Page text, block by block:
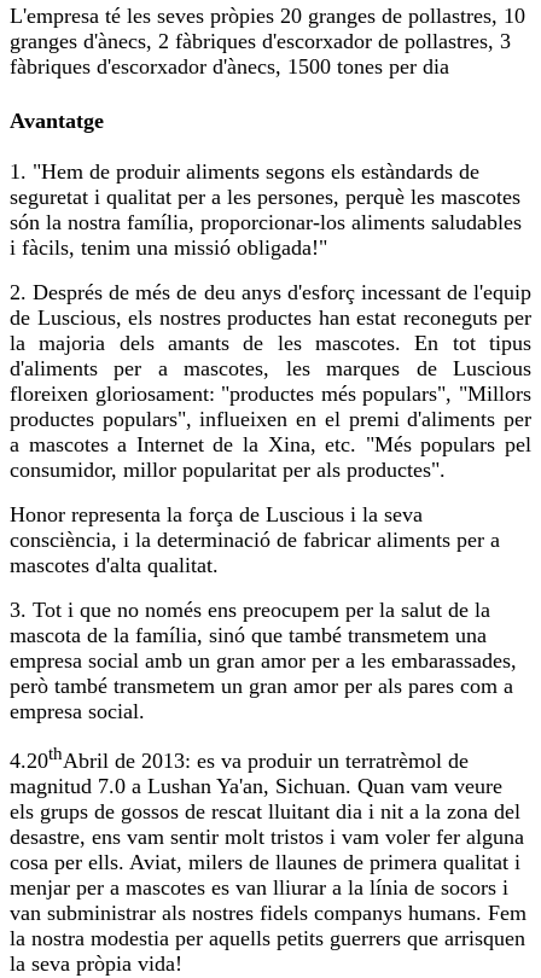
L'empresa té les seves pròpies 20 granges de pollastres, 10
granges d'ànecs, 2 fàbriques d'escorxador de pollastres, 3
fàbriques d'escorxador d'ànecs, 1500 tones per dia
Avantatge
1. "Hem de produir aliments segons els estàndards de
seguretat i qualitat per a les persones, perquè les mascotes
són la nostra família, proporcionar-los aliments saludables
i fàcils, tenim una missió obligada!"
2. Després de més de deu anys d'esforç incessant de l'equip
de Luscious, els nostres productes han estat reconeguts per
la majoria dels amants de les mascotes. En tot tipus
d'aliments per a mascotes, les marques de Luscious
floreixen gloriosament: "productes més populars", "Millors
productes populars", influeixen en el premi d'aliments per
a mascotes a Internet de la Xina, etc. "Més populars pel
consumidor, millor popularitat per als productes".
Honor representa la força de Luscious i la seva
consciència, i la determinació de fabricar aliments per a
mascotes d'alta qualitat.
3. Tot i que no només ens preocupem per la salut de la
mascota de la família, sinó que també transmetem una
empresa social amb un gran amor per a les embarassades,
però també transmetem un gran amor per als pares com a
empresa social.
4.20thAbril de 2013: es va produir un terratrèmol de
magnitud 7.0 a Lushan Ya'an, Sichuan. Quan vam veure
els grups de gossos de rescat lluitant dia i nit a la zona del
desastre, ens vam sentir molt tristos i vam voler fer alguna
cosa per ells. Aviat, milers de llaunes de primera qualitat i
menjar per a mascotes es van lliurar a la línia de socors i
van subministrar als nostres fidels companys humans. Fem
la nostra modestia per aquells petits guerrers que arrisquen
la seva pròpia vida!